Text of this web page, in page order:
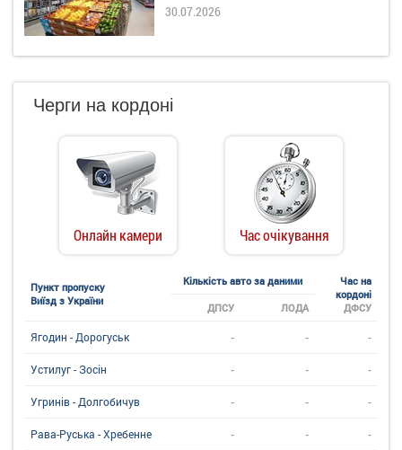
30.07.2026
Черги на кордоні
Онлайн камери Час очікування
Пункт пропуску
Виїзд з України
Кількість авто за даними
Час на
кордоні
ДФСУ
ДПСУ ЛОДА
Ягодин - Дорогуськ - - -
Устилуг - Зосін - - -
Угринiв - Долгобичув - - -
Рава-Руська - Хребенне - - -